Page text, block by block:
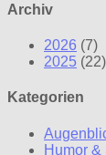
Archiv
2026 (7)
2025 (22)
Kategorien
Humor &